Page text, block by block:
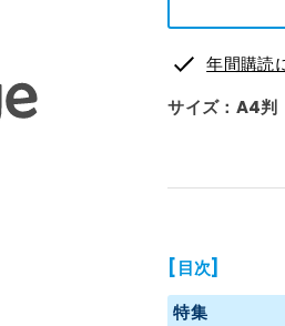
年間購読
サイズ：A4判
[目次]
特集